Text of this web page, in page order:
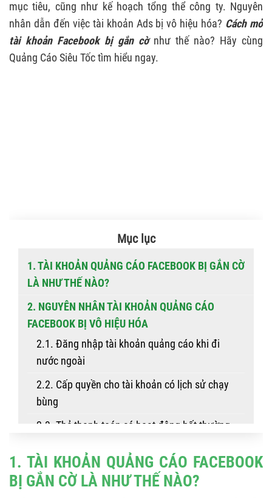
mục tiêu, cũng như kế hoạch tổng thể công ty. Nguyên
nhân dẫn đến việc tài khoản Ads bị vô hiệu hóa? Cách mở
tài khoản Facebook bị gắn cờnhư thế nào? Hãy cùng
Quảng Cáo Siêu Tốc tìm hiểu ngay.
Mục lục
1. TÀI KHOẢN QUẢNG CÁO FACEBOOK BỊ GẮN CỜ
LÀ NHƯ THẾ NÀO?
2. NGUYÊN NHÂN TÀI KHOẢN QUẢNG CÁO
FACEBOOK BỊ VÔ HIỆU HÓA
2.1. Đăng nhập tài khoản quảng cáo khi đi
nước ngoài
2.2. Cấp quyền cho tài khoản có lịch sử chạy
bùng
2.3. Thẻ thanh toán có hoạt động bất thường
2.4. Đăng nhập nhiều tài khoản trên cùng một
máy tính
2.5. Tài khoản bị nợ tiền quảng cáo quá lâu
1. TÀI KHOẢN QUẢNG CÁO FACEBOOK
BỊ GẮN CỜ LÀ NHƯ THẾ NÀO?